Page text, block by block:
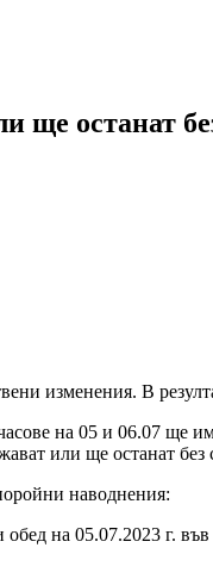
ще останат
изменения. В
на 05 и 06.07 ще
или ще останат без
наводнения:
обед на 05.07.2023